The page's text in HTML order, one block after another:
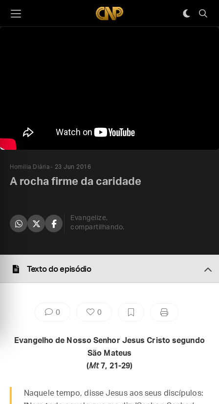
Homilia Diária 23 Jun 2016
A rocha firme da caridade
Evangelize,
compartilhando.
Texto do episódio
0 0
Evangelho de Nosso Senhor Jesus Cristo segundo
São Mateus
(Mt7, 21-29)
Naquele tempo, disse Jesus aos seus discípulos: